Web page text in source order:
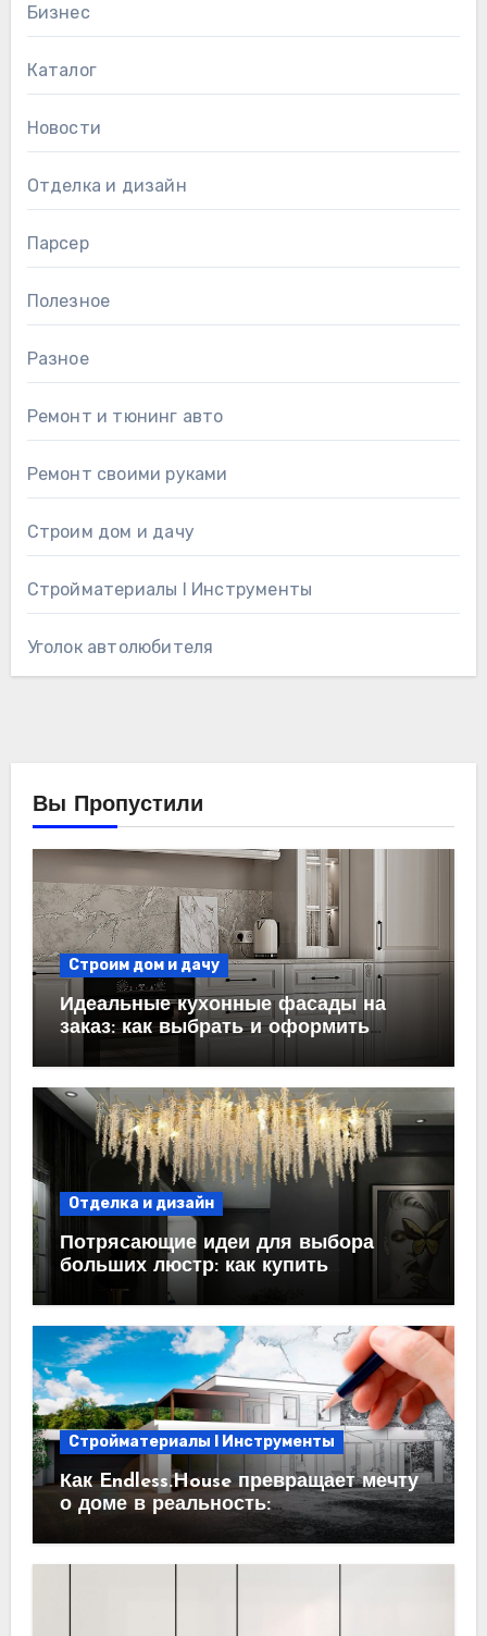
Бизнес
Каталог
Новости
Отделка и дизайн
Парсер
Полезное
Разное
Ремонт и тюнинг авто
Ремонт своими руками
Строим дом и дачу
Стройматериалы l Инструменты
Уголок автолюбителя
Вы Пропустили
Строим дом и дачу
Идеальные кухонные фасады на
заказ: как выбрать и оформить
Отделка и дизайн
Потрясающие идеи для выбора
больших люстр: как купить
идеальный светильник
Стройматериалы l Инструменты
Как Endless.House превращает мечту
о доме в реальность:
проектирование под ключ